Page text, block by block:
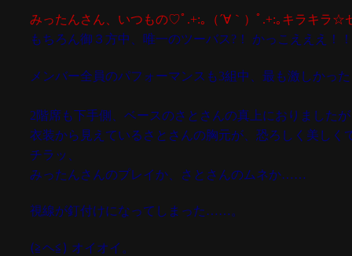
みったんさん、いつもの♡ﾟ.+:｡（´∀｀）ﾟ.+:｡キラキラ☆
もちろん御３方中、唯一のツーバス?！ かっこえええ！！
メンバー全員のパフォーマンスも3組中、最も激しかった
2階席も下手側、ベースのさとさんの真上におりましたが
衣装から見えているさとさんの胸元が、恐ろしく美しく
チラッ、
みったんさんのプレイか、さとさんのムネか……
視線が釘付けになってしまった……。
(≧ヘ≦) オイオイ。